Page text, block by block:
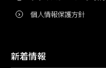
個人情報保護方針
新着情報